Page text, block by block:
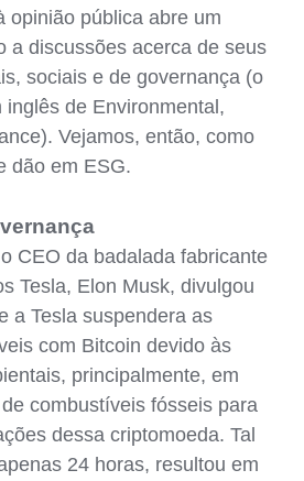
opinião pública abre um
a discussões acerca de seus
sociais e de governança (o
inglês de Environmental,
Vejamos, então, como
dão em ESG.
CEO da badalada fabricante
Tesla, Elon Musk, divulgou
a Tesla suspendera as
com Bitcoin devido às
principalmente, em
combustíveis fósseis para
dessa criptomoeda. Tal
24 horas, resultou em